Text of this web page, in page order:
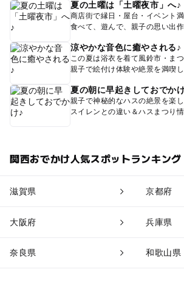
夏の土曜は「土曜夜市」へ♪
商店街で縁日・屋台・イベント満
食べて、遊んで、親子の思い出作
涼やかな音色に癒やされる♪
この夏は浴衣を着て風鈴市・まつ
親子で絵付け体験や絶景を満喫し
夏の朝に早起きしておでか
親子で神秘的なハスの絶景を楽し
スイレンとの違い＆ハスまつり
関西おでかけ人気スポットランキング
滋賀県 京都府
大阪府 兵庫県
奈良県 和歌山県